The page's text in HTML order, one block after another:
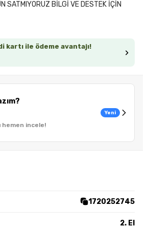
kartı ile ödeme avantajı!
hemen incele!
Yeni
1720252745
2. El
SATMIYORUZ BİLGİ VE DESTEK İÇİN